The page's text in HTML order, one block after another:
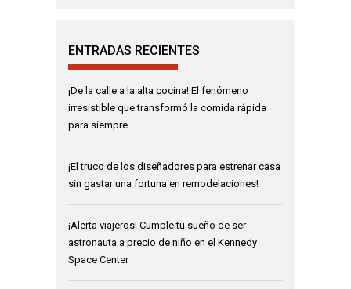
ENTRADAS RECIENTES
¡De la calle a la alta cocina! El fenómeno
irresistible que transformó la comida rápida
para siempre
¡El truco de los diseñadores para estrenar casa
sin gastar una fortuna en remodelaciones!
¡Alerta viajeros! Cumple tu sueño de ser
astronauta a precio de niño en el Kennedy
Space Center